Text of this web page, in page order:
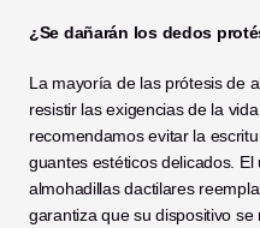
¿Se dañarán los dedos
La mayoría de las prótesis de
resistir las exigencias de la
recomendamos evitar la
guantes estéticos delicados.
almohadillas dactilares
garantiza que su dispositivo